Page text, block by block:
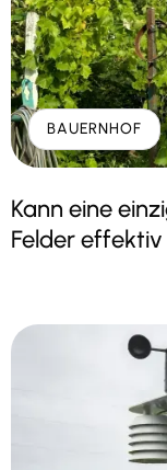
BAUERNHOF
Kann eine
Felder